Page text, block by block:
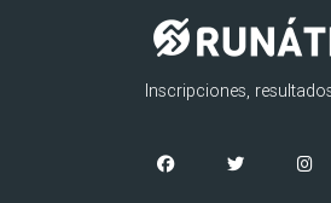
Inscripciones,